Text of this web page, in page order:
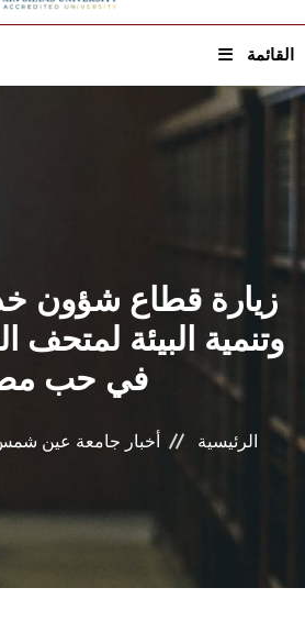
القائمة
زيارة قطاع شؤون
وتنمية البيئة لمتحف
في حب
الرئيسية أخبار جامعة عين